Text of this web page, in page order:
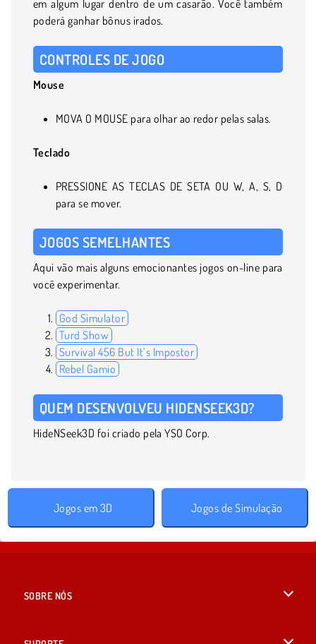
em algum lugar dentro de um casarão. Você também
poderá ganhar bônus irados.
CONTROLES DE JOGO
Mouse
MOVA O MOUSE para olhar ao redor pelas salas.
Teclado
PRESSIONE AS TECLAS DE SETA OU W, A, S, D
para se mover.
JOGOS SEMELHANTES
Aqui vão mais alguns emocionantes jogos on-line para
você experimentar.
God Simulator
Turd Show
Survival 456 But It’s Impostor
Rebel Gamio
QUEM DESENVOLVEU HIDENSEEK3D?
HideNSeek3D foi criado pela YSO Corp.
Jogos em 3D Jogos de Simulação
SOBRE NÓS